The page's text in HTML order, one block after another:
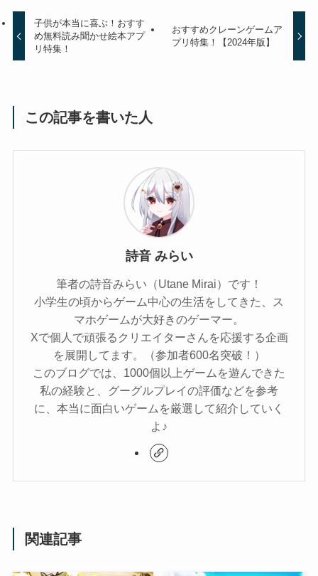
子供が本当に喜ぶ！おすす
め無料読み聞かせ絵本アプ
リ特集！
おすすめクレーンゲームア
プリ特集！【2024年版】
この記事を書いた人
詩音 みらい
筆者の詩音みらい（Utane Mirai）です！
小学生の頃からゲーム中心の生活をしてきた、ス
マホゲームが大好きのゲーマー。
Xで個人で頑張るクリエイターさんを応援する企画
を展開してます。（参加者600名突破！）
このブログでは、1000個以上ゲームを遊んできた
私の経験と、グーグルプレイの評価などを参考
に、本当に面白いゲームを厳選して紹介していく
よ♪
関連記事